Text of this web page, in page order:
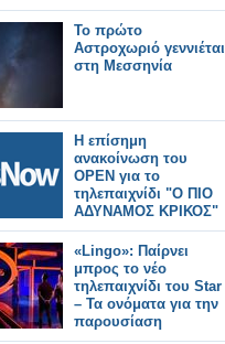
Το πρώτο
Αστροχωριό γεννιέται
στη Μεσσηνία
Η επίσημη
ανακοίνωση του
OPEN για το
τηλεπαιχνίδι "Ο ΠΙΟ
ΑΔΥΝΑΜΟΣ ΚΡΙΚΟΣ"
«Lingo»: Παίρνει
μπρος το νέο
τηλεπαιχνίδι του Star
– Τα ονόματα για την
παρουσίαση